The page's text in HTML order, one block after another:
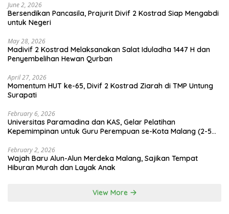
June 2, 2026
Bersendikan Pancasila, Prajurit Divif 2 Kostrad Siap Mengabdi
untuk Negeri
May 28, 2026
Madivif 2 Kostrad Melaksanakan Salat Iduladha 1447 H dan
Penyembelihan Hewan Qurban
April 27, 2026
Momentum HUT ke-65, Divif 2 Kostrad Ziarah di TMP Untung
Surapati
February 6, 2026
Universitas Paramadina dan KAS, Gelar Pelatihan
Kepemimpinan untuk Guru Perempuan se-Kota Malang (2-5
February 2, 2026
Wajah Baru Alun-Alun Merdeka Malang, Sajikan Tempat
Hiburan Murah dan Layak Anak
View More